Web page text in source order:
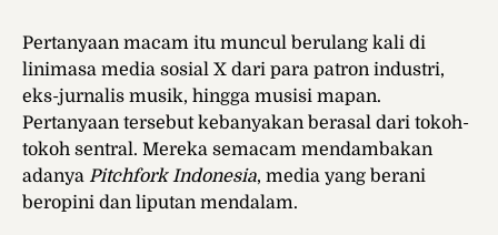
Pertanyaan macam itu muncul berulang kali di
linimasa media sosial X dari para patron industri,
eks-jurnalis musik, hingga musisi mapan.
Pertanyaan tersebut kebanyakan berasal dari tokoh-
tokoh sentral. Mereka semacam mendambakan
adanya Pitchfork Indonesia, media yang berani
beropini dan liputan mendalam.